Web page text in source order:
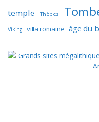
temple Thèbes
Viking villa romaine âge du